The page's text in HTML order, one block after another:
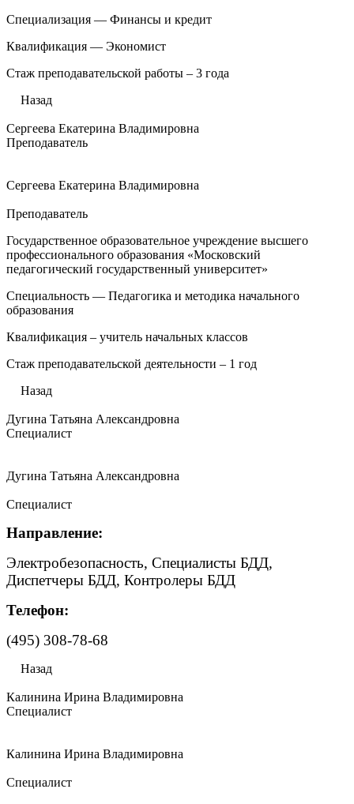
Специализация — Финансы и кредит
Квалификация — Экономист
Стаж преподавательской работы – 3 года
Назад
Сергеева Екатерина Владимировна
Преподаватель
Сергеева Екатерина Владимировна
Преподаватель
Государственное образовательное учреждение высшего
профессионального образования «Московский
педагогический государственный университет»
Специальность — Педагогика и методика начального
образования
Квалификация – учитель начальных классов
Стаж преподавательской деятельности – 1 год
Назад
Дугина Татьяна Александровна
Специалист
Дугина Татьяна Александровна
Специалист
Направление:
Электробезопасность, Специалисты БДД,
Диспетчеры БДД, Контролеры БДД
Телефон:
(495) 308-78-68
Назад
Калинина Ирина Владимировна
Специалист
Калинина Ирина Владимировна
Специалист